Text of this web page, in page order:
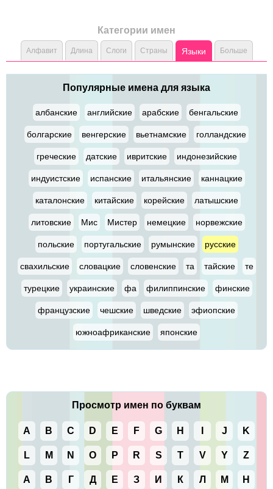
Категории имен
Алфавит Длина Слоги Страны Языки Больше
Популярные имена для языка
албанские английские арабские бенгальские
болгарские венгерские вьетнамские голландские
греческие датские ивритские индонезийские
индуистские испанские итальянские каннацкие
каталонские китайские корейские латышские
литовские Мис Мистер немецкие норвежские
польские португальские румынские русские
свахильские словацкие словенские та тайские те
турецкие украинские фа филиппинские финские
французские чешские шведские эфиопские
южноафриканские японские
Просмотр имен по буквам
A B C D E F G H J K
L M N O P R S T V Y Z
А В Г Д Е З И К Л М Н